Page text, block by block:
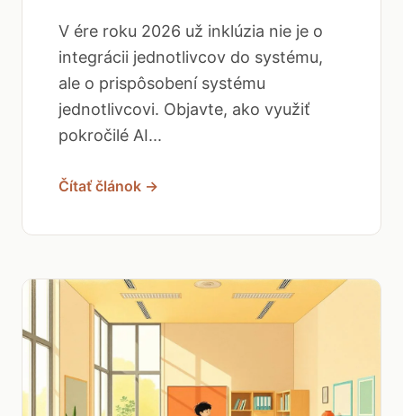
V ére roku 2026 už inklúzia nie je o
integrácii jednotlivcov do systému,
ale o prispôsobení systému
jednotlivcovi. Objavte, ako využiť
pokročilé AI...
Čítať článok →